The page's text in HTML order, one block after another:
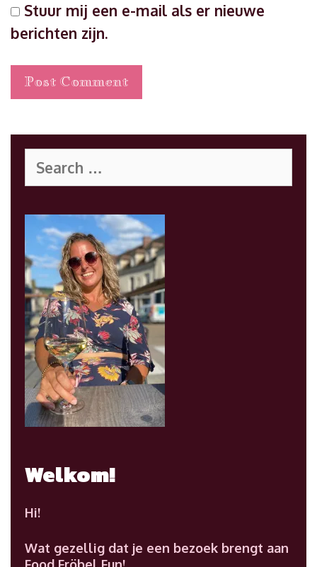
Stuur mij een e-mail als er nieuwe
berichten zijn.
for:
Welkom!
Hi!
Wat gezellig dat je een bezoek brengt aan